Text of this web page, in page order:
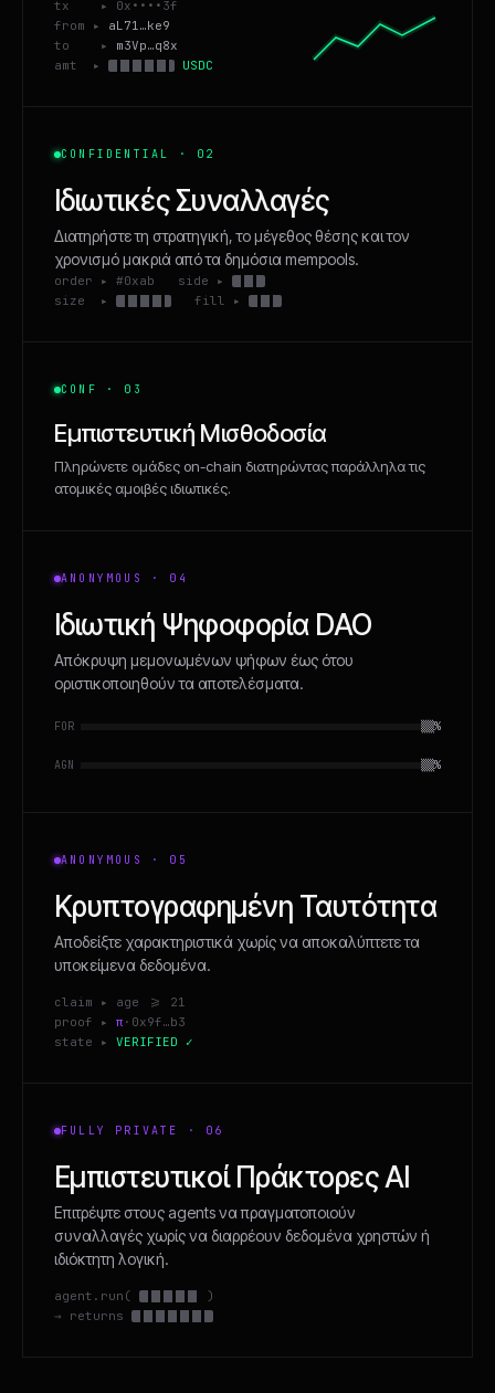
tx ▸ 0x••••3f
from ▸
aL71…ke9
to ▸
m3Vp…q8x
amt ▸
USDC
CONFIDENTIAL · 02
Ιδιωτικές Συναλλαγές
Διατηρήστε τη στρατηγική, το μέγεθος θέσης και τον
χρονισμό μακριά από τα δημόσια mempools.
order ▸ #0xab side ▸
size ▸
fill ▸
CONF · 03
Εμπιστευτική Μισθοδοσία
Πληρώνετε ομάδες on-chain διατηρώντας παράλληλα τις
ατομικές αμοιβές ιδιωτικές.
ANONYMOUS · 04
Ιδιωτική Ψηφοφορία DAO
Απόκρυψη μεμονωμένων ψήφων έως ότου
οριστικοποιηθούν τα αποτελέσματα.
FOR ▒▒%
AGN ▒▒%
ANONYMOUS · 05
Κρυπτογραφημένη Ταυτότητα
Αποδείξτε χαρακτηριστικά χωρίς να αποκαλύπτετε τα
υποκείμενα δεδομένα.
claim ▸ age >= 21
proof ▸ π ·0x9f…b3
state ▸ VERIFIED ✓
FULLY PRIVATE · 06
Εμπιστευτικοί Πράκτορες AI
Επιτρέψτε στους agents να πραγματοποιούν
συναλλαγές χωρίς να διαρρέουν δεδομένα χρηστών ή
ιδιόκτητη λογική.
agent.run(
)
→ returns